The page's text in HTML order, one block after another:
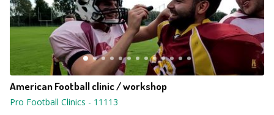
American Football clinic / workshop
Pro Football Clinics - 11113